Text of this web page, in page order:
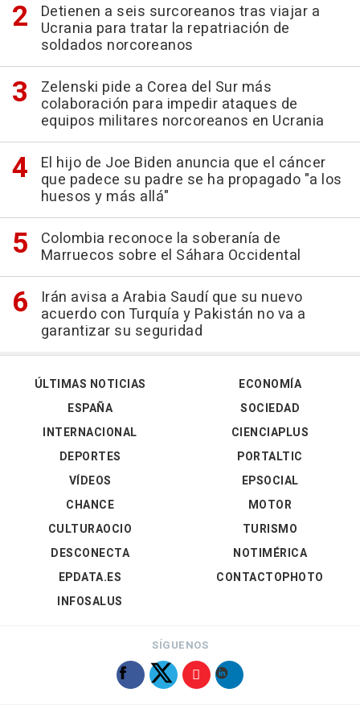
Detienen a seis surcoreanos tras viajar a
Ucrania para tratar la repatriación de
soldados norcoreanos
Zelenski pide a Corea del Sur más
colaboración para impedir ataques de
equipos militares norcoreanos en Ucrania
El hijo de Joe Biden anuncia que el cáncer
que padece su padre se ha propagado "a los
huesos y más allá"
Colombia reconoce la soberanía de
Marruecos sobre el Sáhara Occidental
Irán avisa a Arabia Saudí que su nuevo
acuerdo con Turquía y Pakistán no va a
garantizar su seguridad
ÚLTIMAS NOTICIAS
ESPAÑA
INTERNACIONAL
DEPORTES
VÍDEOS
ECONOMÍA
SOCIEDAD
CIENCIAPLUS
PORTALTIC
EPSOCIAL
CHANCE
CULTURAOCIO
DESCONECTA
EPDATA.ES
INFOSALUS
MOTOR
TURISMO
NOTIMÉRICA
CONTACTOPHOTO
SÍGUENOS